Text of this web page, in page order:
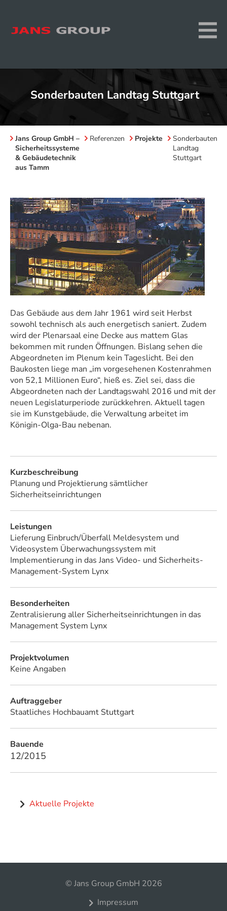
Sonderbauten Landtag Stuttgart
Jans Group GmbH –
Sicherheitssysteme
& Gebäudetechnik
aus Tamm
Referenzen Projekte
Sonderbauten
Landtag
Stuttgart
Das Gebäude aus dem Jahr 1961 wird seit Herbst
sowohl technisch als auch energetisch saniert. Zudem
wird der Plenarsaal eine Decke aus mattem Glas
bekommen mit runden Öffnungen. Bislang sehen die
Abgeordneten im Plenum kein Tageslicht. Bei den
Baukosten liege man „im vorgesehenen Kostenrahmen
von 52,1 Millionen Euro“, hieß es. Ziel sei, dass die
Abgeordneten nach der Landtagswahl 2016 und mit der
neuen Legislaturperiode zurückkehren. Aktuell tagen
sie im Kunstgebäude, die Verwaltung arbeitet im
Königin-Olga-Bau nebenan.
Kurzbeschreibung
Planung und Projektierung sämtlicher
Sicherheitseinrichtungen
Leistungen
Lieferung Einbruch/Überfall Meldesystem und
Videosystem Überwachungssystem mit
Implementierung in das Jans Video- und Sicherheits-
Management-System Lynx
Besonderheiten
Zentralisierung aller Sicherheitseinrichtungen in das
Management System Lynx
Projektvolumen
Keine Angaben
Auftraggeber
Staatliches Hochbauamt Stuttgart
Bauende
12/2015
Aktuelle Projekte
© Jans Group GmbH 2026
Impressum